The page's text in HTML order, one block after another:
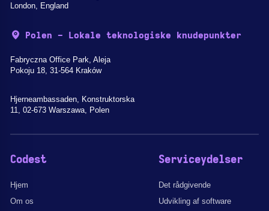
London, England
Polen - Lokale teknologiske knudepunkter
Fabryczna Office Park, Aleja
Pokoju 18, 31-564 Kraków
Hjerneambassaden, Konstruktorska
11, 02-673 Warszawa, Polen
Codest
Hjem
Om os
Serviceydelser
Det rådgivende
Udvikling af software